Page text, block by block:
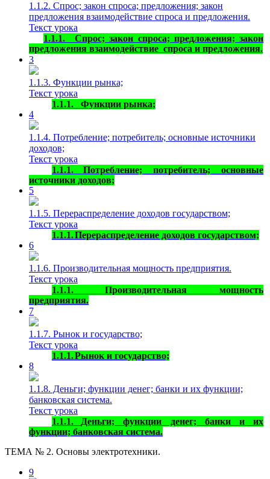
1.1.2. Спрос; закон спроса; предложения; закон
предложения взаимодействие спроса и предложения.
Текст урока
1.1.1.
Спрос; закон спроса; предложения; закон
предложения взаимодействие спроса и предложения.
3
1.1.3. Функции рынка;
Текст урока
1.1.1.
Функции рынка;
4
1.1.4. Потребление; потребитель; основные источники
доходов;
Текст урока
1.1.1.
Потребление; потребитель; основные
источники доходов;
5
1.1.5. Перераспределение доходов государством;
Текст урока
1.1.1.Перераспределение доходов государством;
6
1.1.6. Производительная мощность предприятия.
Текст урока
1.1.1.
Производительная мощность
предприятия.
7
1.1.7. Рынок и государство;
Текст урока
1.1.1.Рынок и государство;
8
1.1.8. Деньги; функции денег; банки и их функции;
банковская система.
Текст урока
1.1.1.
Деньги; функции денег; банки и их
функции; банковская система.
ТЕМА № 2. Основы электротехники.
9